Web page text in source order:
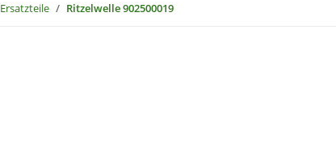
Ersatzteile Ritzelwelle 902500019